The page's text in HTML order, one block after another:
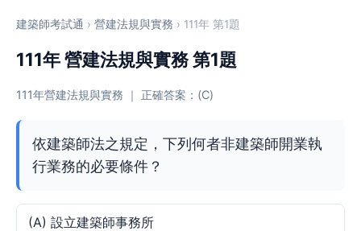
建築師考試通 › 營建法規與實務 › 111年 第1題
111年 營建法規與實務 第1題
111年營建法規與實務 ｜ 正確答案：(C)
依建築師法之規定，下列何者非建築師開業執
行業務的必要條件？
(A) 設立建築師事務所